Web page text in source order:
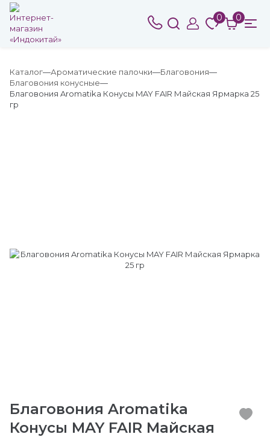
0 0
Каталог Ароматические палочки
Благовония
Благовония конусные
Благовония Aromatika Конусы MAY FAIR Майская Ярмарка 25
гр
Благовония Aromatika
Конусы MAY FAIR Майская